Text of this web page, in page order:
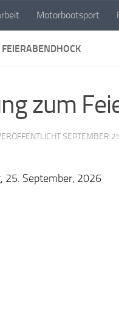
Motorbootsport
zum
SEPTEMBER
25. September, 2026